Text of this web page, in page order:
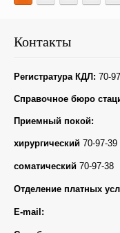
Контакты
Регистратура КДЛ: 70-
Справочное бюро
Приемный покой:
хирургический 70-97-39
соматический 70-97-38
Отделение платных
E-mail: